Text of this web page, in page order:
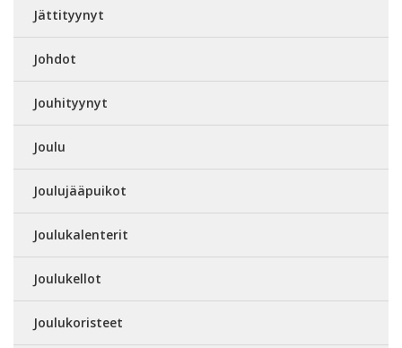
Jättityynyt
Johdot
Jouhityynyt
Joulu
Joulujääpuikot
Joulukalenterit
Joulukellot
Joulukoristeet